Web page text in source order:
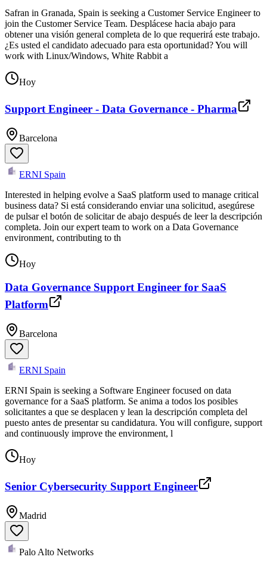
Safran in Granada, Spain is seeking a Customer Service Engineer to
join the Customer Service Team. Desplácese hacia abajo para
obtener una visión general completa de lo que requerirá este trabajo.
¿Es usted el candidato adecuado para esta oportunidad? You will
work with Linux/Windows, White Rabbit a
Hoy
Support Engineer - Data Governance - Pharma
Barcelona
ERNI Spain
Interested in helping evolve a SaaS platform used to manage critical
business data? Si está considerando enviar una solicitud, asegúrese
de pulsar el botón de solicitar de abajo después de leer la descripción
completa. Join our expert team to work on a Data Governance
environment, contributing to th
Hoy
Data Governance Support Engineer for SaaS
Platform
Barcelona
ERNI Spain
ERNI Spain is seeking a Software Engineer focused on data
governance for a SaaS platform. Se anima a todos los posibles
solicitantes a que se desplacen y lean la descripción completa del
puesto antes de presentar su candidatura. You will configure, support
and continuously improve the environment, l
Hoy
Senior Cybersecurity Support Engineer
Madrid
Palo Alto Networks